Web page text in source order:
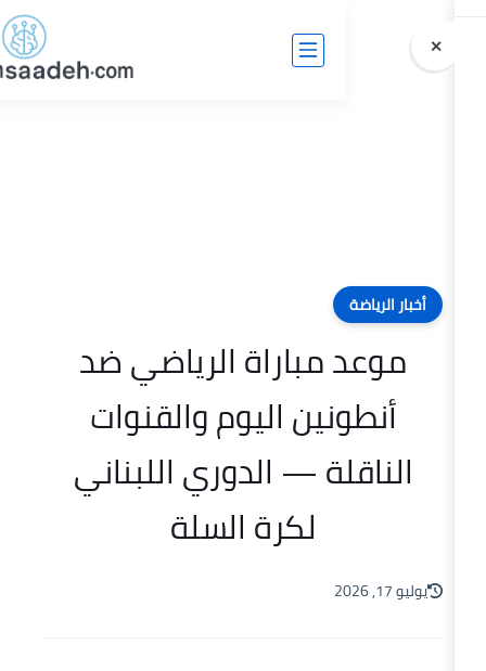
الرياضي ضد
اليوم والقنوات
— الدوري اللبناني
لكرة السلة